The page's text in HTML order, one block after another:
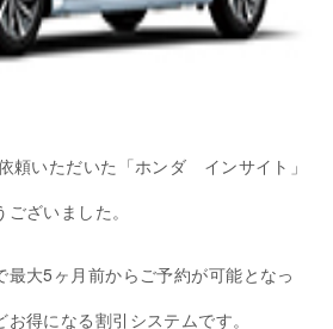
頼いただいた「ホンダ インサイト」
ざいました。
最大5ヶ月前からご予約が可能となっ
得になる割引システムです。